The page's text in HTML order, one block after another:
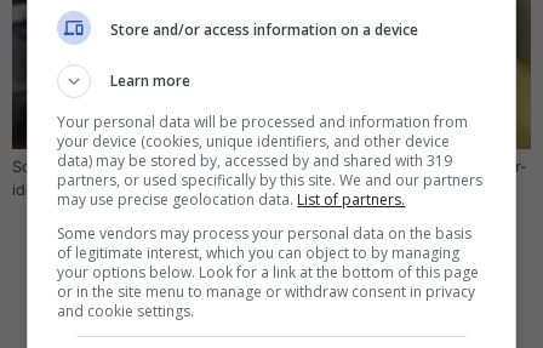
Scopri perché non si vedono i canali del digitale terrestre – Computer-
idea.it
Store and/or access information on a device
Learn more
Your personal data will be processed and information from
your device (cookies, unique identifiers, and other device
data) may be stored by, accessed by and shared with 319
partners, or used specifically by this site. We and our partners
may use precise geolocation data. List of partners.
Some vendors may process your personal data on the basis
of legitimate interest, which you can object to by managing
your options below. Look for a link at the bottom of this page
or in the site menu to manage or withdraw consent in privacy
and cookie settings.